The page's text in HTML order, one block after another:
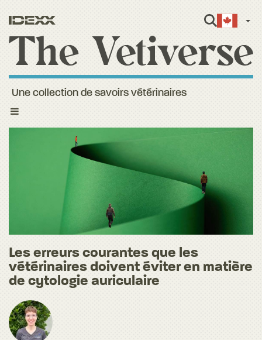
Toggle
Une collection de savoirs vétérinaires
Les erreurs courantes que les
vétérinaires doivent éviter en matière
de cytologie auriculaire